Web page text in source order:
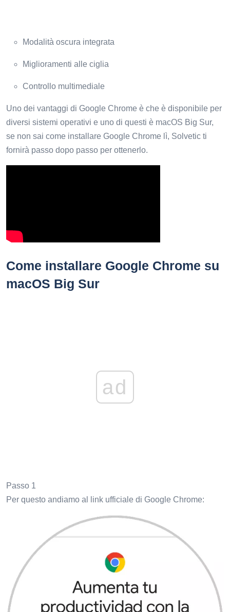
Modalità oscura integrata
Miglioramenti alle ciglia
Controllo multimediale
Uno dei vantaggi di Google Chrome è che è disponibile per
diversi sistemi operativi e uno di questi è macOS Big Sur,
se non sai come installare Google Chrome lì, Solvetic ti
fornirà passo dopo passo per ottenerlo.
Come installare Google Chrome su
macOS Big Sur
ad
Passo 1
Per questo andiamo al link ufficiale di Google Chrome: